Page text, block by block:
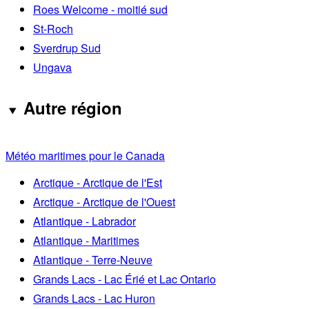
Roes Welcome - moitié sud
St-Roch
Sverdrup Sud
Ungava
Autre région
Météo maritimes pour le Canada
Arctique - Arctique de l'Est
Arctique - Arctique de l'Ouest
Atlantique - Labrador
Atlantique - Maritimes
Atlantique - Terre-Neuve
Grands Lacs - Lac Érié et Lac Ontario
Grands Lacs - Lac Huron